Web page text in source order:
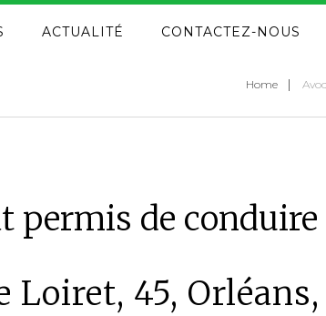
ACTUALITÉ CONTACTEZ-NOUS
Home
permis de conduire
Loiret, 45,